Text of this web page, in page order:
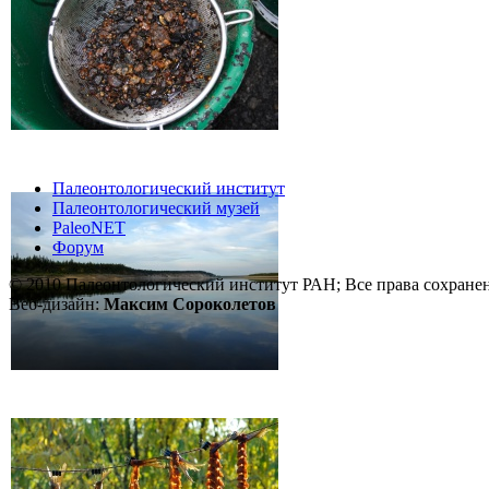
Палеонтологический институт
Палеонтологический музей
PaleoNET
Форум
© 2010 Палеонтологический институт РАН; Все права
Веб-дизайн: Максим Сороколетов